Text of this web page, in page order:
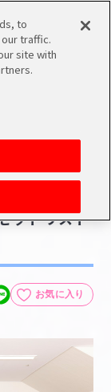
ジュール 検索
ついて
ルコード・
とば
入り
ただきあり
ットリスト
お気に入り
to
traffic.
site with